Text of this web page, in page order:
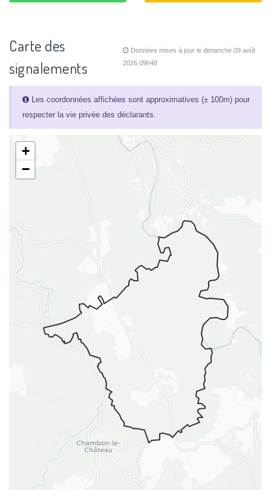
Carte des
signalements
Données mises à jour le dimanche 09 août
2026 09h48
Les coordonnées affichées sont approximatives (± 100m) pour
respecter la vie privée des déclarants.
+
−